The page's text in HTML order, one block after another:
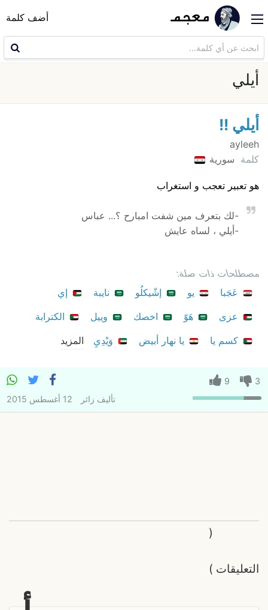
أضف كلمة
أيلي
أيلي !!
ayleeh
كلمة سورية
هو تعبير تعجب و استغراب
-لك بتعرف مين شفت امبارح ؟... عباس
-أيلي ، لساه عايش
مصطلحات ذات صلة:
عَجَبا
يو إشّيكلُو نايبة
إي
عزى
هَوّ اخصك وييل
الكترابة
كسم يا
يا نهار أبيض وَيْدِيِ المزيد
3
9
تأليف زائر 12 أغسطس 2015
التعليقات
(
)